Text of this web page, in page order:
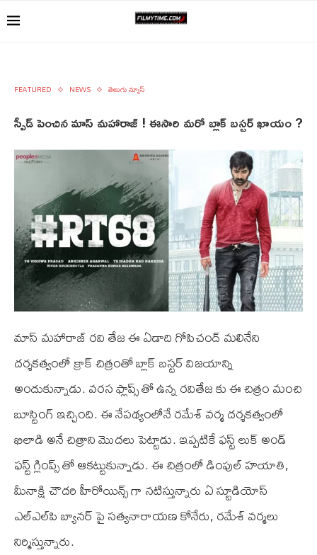
FEATURED NEWS తెలుగు న్యూస్
స్పీడ్ పెంచిన మాస్ మహారాజ్ ! ఈసారి మరో బ్లాక్ బస్టర్ ఖాయం ?
మాస్ మహారాజ్ రవి తేజ ఈ ఏడాది గోపిచంద్ మలినేని
దర్శకత్వంలో క్రాక్ చిత్రంతో బ్లాక్ బస్టర్ విజయాన్ని
అందుకున్నాడు. వరస ఫ్లాప్స్ తో ఉన్న రవితేజ కు ఈ చిత్రం మంచి
బూస్టింగ్ ఇచ్చింది. ఈ నేపథ్యంలోనే రమేశ్ వర్మ దర్శకత్వంలో
ఖిలాడి అనే చిత్రాని మొదలు పెట్టాడు. ఇప్పటికే ఫస్ట్ లుక్ అండ్
ఫస్ట్ గ్లింప్స్ తో ఆకట్టుకున్నాడు. ఈ చిత్రంలో డింపుల్ హయాతి,
మీనాక్షి చౌదరి హీరోయిన్స్ గా నటిస్తున్నారు ఏ స్టూడియోస్
ఎల్‌ఎల్‌పి బ్యానర్ పై సత్యనారాయణ కోనేరు, రమేశ్ వర్మలు
నిర్మిస్తున్నారు.